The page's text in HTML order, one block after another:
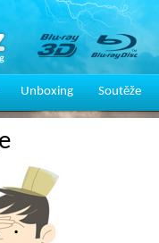
Unboxing Soutěže